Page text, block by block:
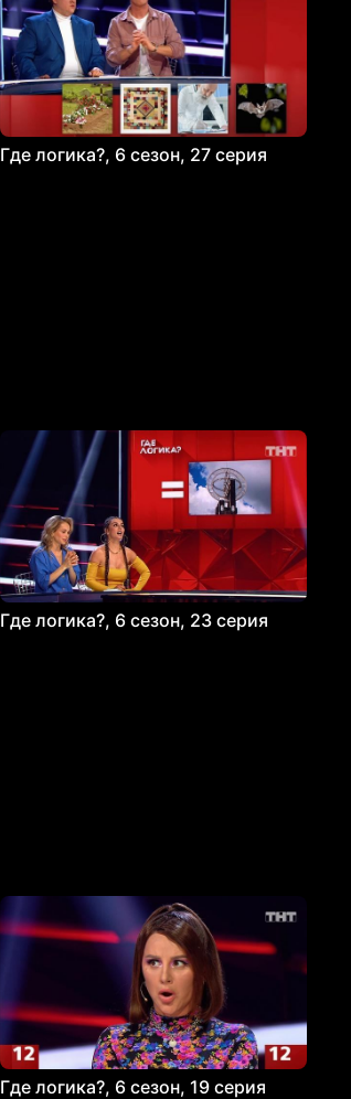
Где логика?, 6 сезон, 27 серия
Где логика?, 6 сезон, 23 серия
Где логика?, 6 сезон, 19 серия